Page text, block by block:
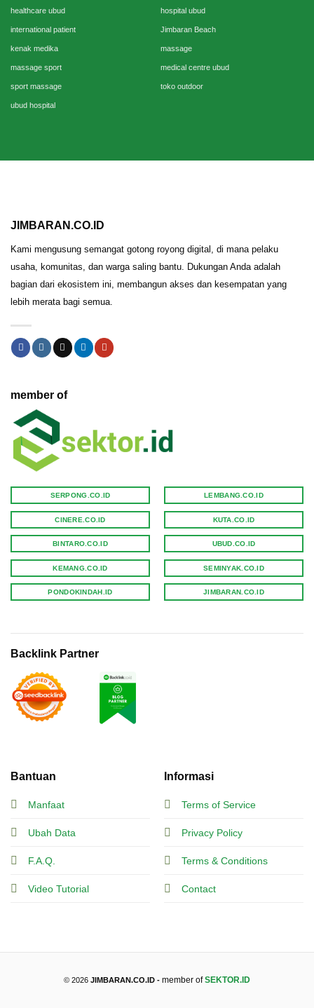
healthcare ubud hospital ubud
international patient Jimbaran Beach
kenak medika massage
massage sport medical centre ubud
sport massage toko outdoor
ubud hospital
JIMBARAN.CO.ID
Kami mengusung semangat gotong royong digital, di mana pelaku
usaha, komunitas, dan warga saling bantu. Dukungan Anda adalah
bagian dari ekosistem ini, membangun akses dan kesempatan yang
lebih merata bagi semua.
Bantuan
Manfaat
Ubah Data
F.A.Q.
Video Tutorial
Informasi
Terms of Service
Privacy Policy
Terms & Conditions
Contact
member of
SERPONG.CO.ID
CINERE.CO.ID
BINTARO.CO.ID
KEMANG.CO.ID
PONDOKINDAH.ID
LEMBANG.CO.ID
KUTA.CO.ID
UBUD.CO.ID
SEMINYAK.CO.ID
JIMBARAN.CO.ID
Backlink Partner
© 2026 JIMBARAN.CO.ID - member ofSEKTOR.ID